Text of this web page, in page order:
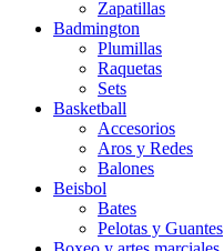
Zapatillas
Badmington
Plumillas
Raquetas
Sets
Basketball
Accesorios
Aros y Redes
Balones
Beisbol
Bates
Pelotas y Guantes